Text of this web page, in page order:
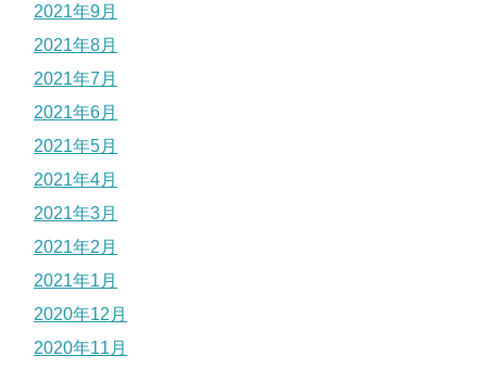
2021年9月
2021年8月
2021年7月
2021年6月
2021年5月
2021年4月
2021年3月
2021年2月
2021年1月
2020年12月
2020年11月